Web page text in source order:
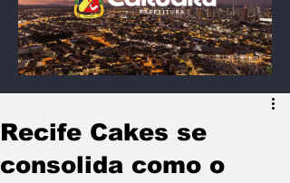
Recife Cakes se
consolida como o